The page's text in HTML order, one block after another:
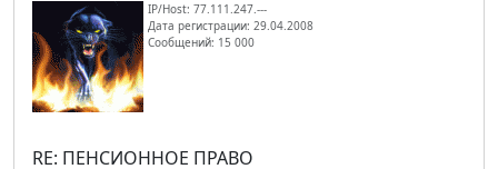
IP/Host: 77.111.247.---
Дата регистрации: 29.04.2008
Сообщений: 15 000
RE: ПЕНСИОННОЕ ПРАВО